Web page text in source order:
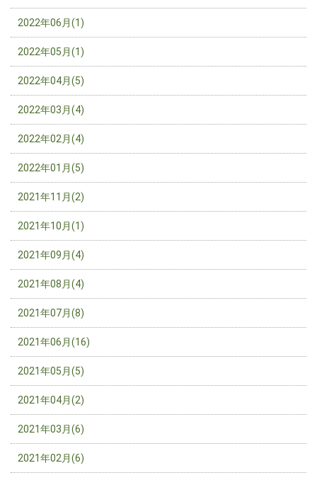
2022年06月(1)
2022年05月(1)
2022年04月(5)
2022年03月(4)
2022年02月(4)
2022年01月(5)
2021年11月(2)
2021年10月(1)
2021年09月(4)
2021年08月(4)
2021年07月(8)
2021年06月(16)
2021年05月(5)
2021年04月(2)
2021年03月(6)
2021年02月(6)